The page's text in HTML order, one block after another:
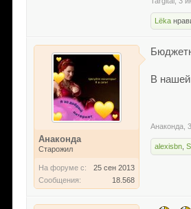
Lёka
Анаконда
Старожил
На форуме с:
25 сен 2013
Сообщения:
18.568
В нашей
Анаконда
alexisbn ,